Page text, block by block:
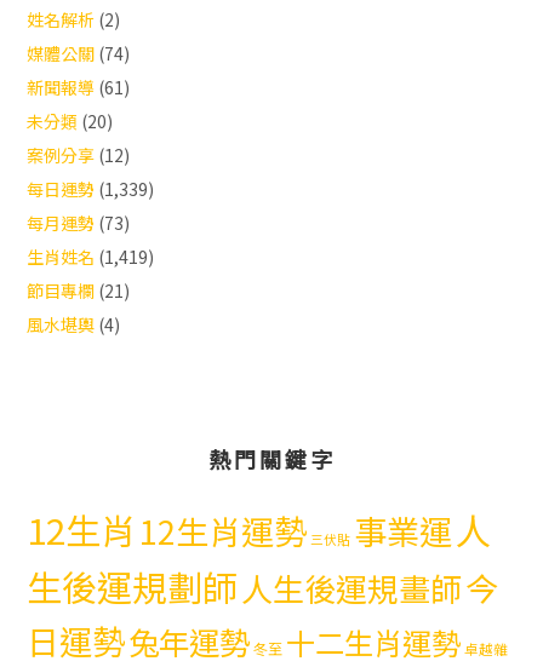
姓名解析 (2)
媒體公關 (74)
新聞報導 (61)
未分類 (20)
案例分享 (12)
每日運勢 (1,339)
每月運勢 (73)
生肖姓名 (1,419)
節目專欄 (21)
風水堪輿 (4)
熱門關鍵字
12生肖 12生肖運勢 三伏貼 事業運人
生後運規劃師人生後運規畫師今
日運勢兔年運勢冬至 十二生肖運勢 卓越雜